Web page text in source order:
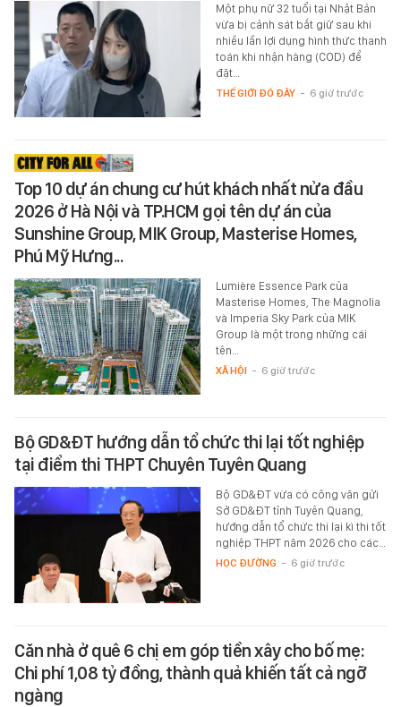
Một phụ nữ 32 tuổi tại Nhật Bản
vừa bị cảnh sát bắt giữ sau khi
nhiều lần lợi dụng hình thức thanh
toán khi nhận hàng (COD) để
đặt…
THẾ GIỚI ĐÓ ĐÂY - 6 giờ trước
Top 10 dự án chung cư hút khách nhất nửa đầu
2026 ở Hà Nội và TP.HCM gọi tên dự án của
Sunshine Group, MIK Group, Masterise Homes,
Phú Mỹ Hưng...
Lumière Essence Park của
Masterise Homes, The Magnolia
và Imperia Sky Park của MIK
Group là một trong những cái
tên…
XÃ HỘI - 6 giờ trước
Bộ GD&ĐT hướng dẫn tổ chức thi lại tốt nghiệp
tại điểm thi THPT Chuyên Tuyên Quang
Bộ GD&ĐT vừa có công văn gửi
Sở GD&ĐT tỉnh Tuyên Quang,
hướng dẫn tổ chức thi lại kì thi tốt
nghiệp THPT năm 2026 cho các…
HỌC ĐƯỜNG - 6 giờ trước
Căn nhà ở quê 6 chị em góp tiền xây cho bố mẹ:
Chi phí 1,08 tỷ đồng, thành quả khiến tất cả ngỡ
ngàng